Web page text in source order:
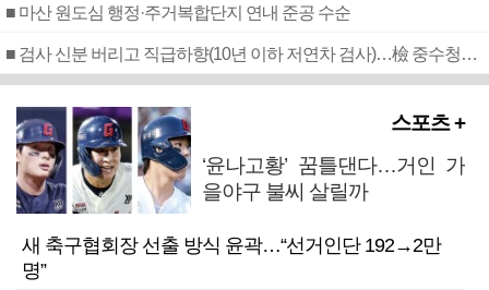
■ 마산 원도심 행정·주거복합단지 연내 준공 수순
■ 검사 신분 버리고 직급하향(10년 이하 저연차 검사)…檢 중수청행 기피
스포츠 +
‘윤나고황’ 꿈틀댄다…거인 가
을야구 불씨 살릴까
새 축구협회장 선출 방식 윤곽…“선거인단 192→2만
명”